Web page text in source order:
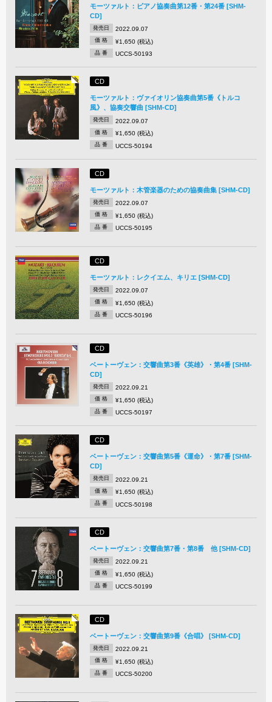
モーツァルト：ピアノ協奏曲第12番・第24番 [SHM-
CD]
発売日 2022.09.07
価 格 ¥1,650 (税込)
品 番 UCCS-50193
CD
モーツァルト：ヴァイオリン協奏曲第5番《トルコ
風》、協奏交響曲 [SHM-CD]
発売日 2022.09.07
価 格 ¥1,650 (税込)
品 番 UCCS-50194
CD
モーツァルト：木管楽器のための協奏曲集 [SHM-CD]
発売日 2022.09.07
価 格 ¥1,650 (税込)
品 番 UCCS-50195
CD
モーツァルト：レクイエム、キリエ [SHM-CD]
発売日 2022.09.07
価 格 ¥1,650 (税込)
品 番 UCCS-50196
CD
ベートーヴェン：交響曲第3番《英雄》・第4番 [SHM-
CD]
発売日 2022.09.21
価 格 ¥1,650 (税込)
品 番 UCCS-50197
CD
ベートーヴェン：交響曲第5番《運命》・第7番 [SHM-
CD]
発売日 2022.09.21
価 格 ¥1,650 (税込)
品 番 UCCS-50198
CD
ベートーヴェン：交響曲第7番・第8番 他 [SHM-CD]
発売日 2022.09.21
価 格 ¥1,650 (税込)
品 番 UCCS-50199
CD
ベートーヴェン：交響曲第9番《合唱》 [SHM-CD]
発売日 2022.09.21
価 格 ¥1,650 (税込)
品 番 UCCS-50200